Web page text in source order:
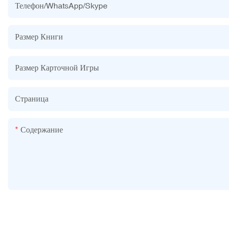
Телефон/WhatsApp/Skype
Размер Книги
Размер Карточной Игры
Страница
Содержание